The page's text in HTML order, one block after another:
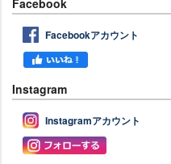
Facebook
Facebookアカウント
Instagram
Instagramアカウント